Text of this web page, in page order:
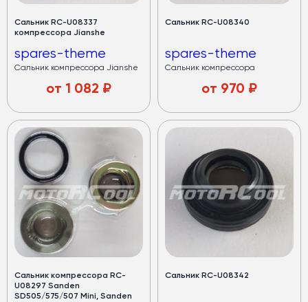
Сальник RC-U08337
компрессора Jianshe
spares-theme
Сальник компрессора Jianshe
от 1 082 ₽
Сальник RC-U08340
spares-theme
Сальник компрессора
от 970 ₽
Сальник компрессора RC-
U08297 Sanden
SD505/575/507 Mini, Sanden
Сальник RC-U08342